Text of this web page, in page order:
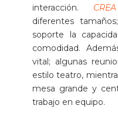
interacción.
diferentes
soporte la
comodidad.
vital; algunas
estilo teatro,
mesa grande y
trabajo en equipo.